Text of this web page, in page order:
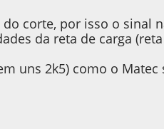
corte, por isso o sinal
da reta de carga (reta
uns 2k5) como o Matec